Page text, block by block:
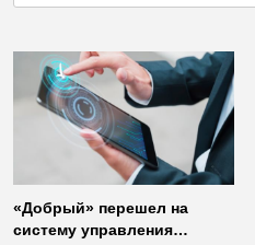
«Добрый» перешел на
систему управления